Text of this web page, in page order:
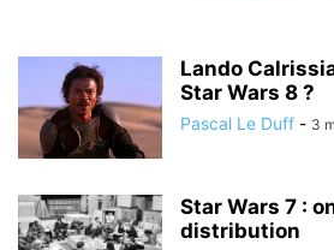
Lando
Star Wars 8 ?
Pascal Le Duff - 3
Star Wars 7 :
distribution